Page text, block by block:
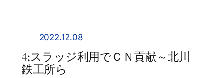
2022.12.08
4;スラッジ利用でＣＮ貢献～北川
鉄工所ら